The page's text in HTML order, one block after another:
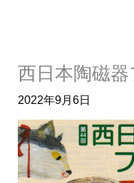
西日本陶磁
2022年9月6日